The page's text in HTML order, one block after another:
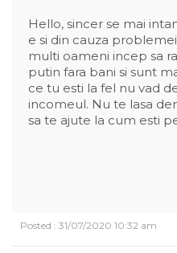
Hello, sincer se mai
e si din cauza
multi oameni incep sa
putin fara bani si sunt
ce tu esti la fel nu vad
incomeul. Nu te lasa
sa te ajute la cum esti
Posted : 31/07/2020 10:32 am